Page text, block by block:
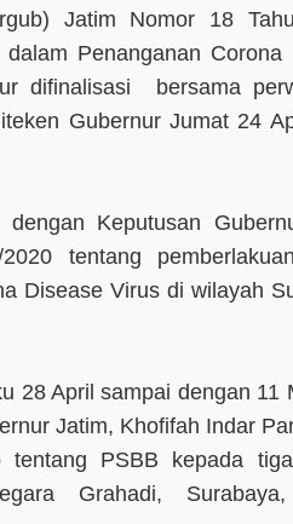
Jatim Nomor 18
Penanganan Corona
difinalisasi bersama
Gubernur Jumat 24
Keputusan
2020 tentang
Disease Virus di wilayah
28 April sampai dengan 11
Jatim, Khofifah Indar
tentang PSBB kepada
Grahadi,